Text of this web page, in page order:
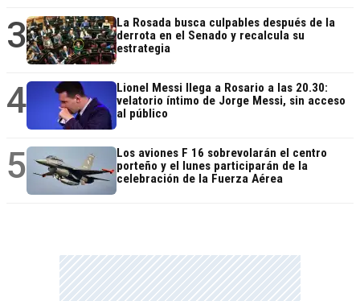
3
La Rosada busca culpables después de la
derrota en el Senado y recalcula su
estrategia
4
Lionel Messi llega a Rosario a las 20.30:
velatorio íntimo de Jorge Messi, sin acceso
al público
5
Los aviones F 16 sobrevolarán el centro
porteño y el lunes participarán de la
celebración de la Fuerza Aérea